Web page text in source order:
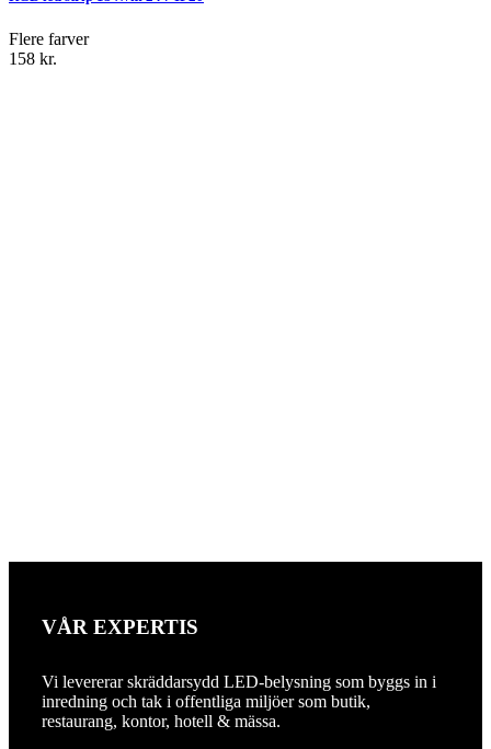
Flere farver
158 kr.
VÅR EXPERTIS
Vi levererar skräddarsydd LED-belysning som byggs in i
inredning och tak i offentliga miljöer som butik,
restaurang, kontor, hotell & mässa.